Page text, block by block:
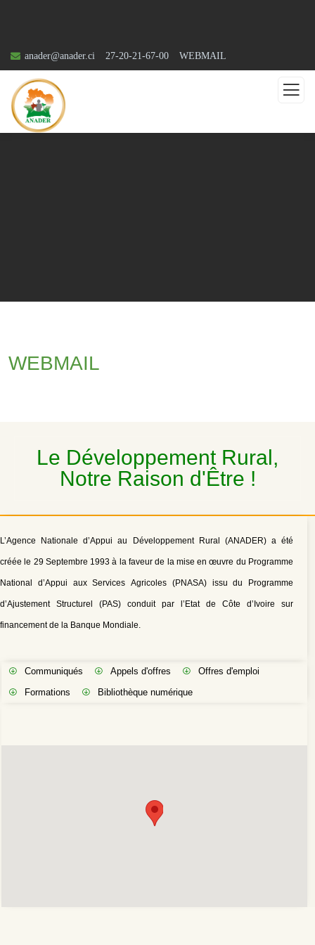
anader@anader.ci 27-20-21-67-00 WEBMAIL
WEBMAIL
Le Développement Rural,
Notre Raison d'Être !
L’Agence Nationale d’Appui au Développement Rural (ANADER) a été
créée le 29 Septembre 1993 à la faveur de la mise en œuvre du Programme
National d’Appui aux Services Agricoles (PNASA) issu du Programme
d’Ajustement Structurel (PAS) conduit par l’Etat de Côte d’Ivoire sur
financement de la Banque Mondiale.
Communiqués Appels d'offres
Offres d'emploi
Formations
Bibliothèque numérique